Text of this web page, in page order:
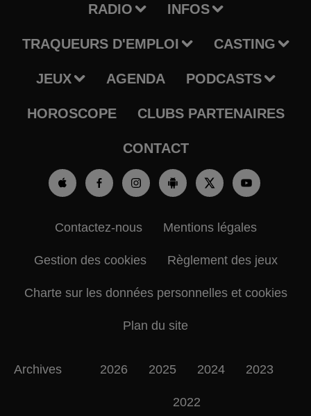
RADIO INFOS
TRAQUEURS D'EMPLOI CASTING
JEUX AGENDA PODCASTS
HOROSCOPE CLUBS PARTENAIRES
CONTACT
Contactez-nous Mentions légales
Gestion des cookies Règlement des jeux
Charte sur les données personnelles et cookies
Plan du site
Archives 2026 2025 2024 2023
2022